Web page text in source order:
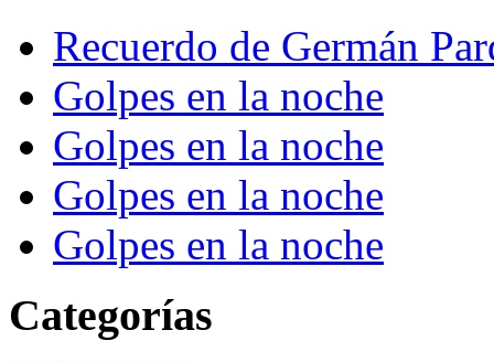
Recuerdo de Germán
Golpes en la noche
Golpes en la noche
Golpes en la noche
Golpes en la noche
Categorías